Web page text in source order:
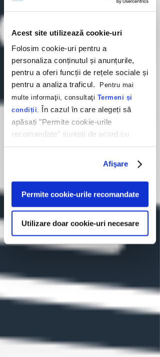
Acest site utilizează cookie-uri
Folosim cookie-uri pentru a
personaliza conținutul și anunțurile,
pentru a oferi funcții de rețele sociale și
pentru a analiza traficul.
Pentru mai
multe informaţii, consultaţi Termeni și
condiții
În cazul în care alegeți să
apăsați "Permite cookie-urile
recomandate" sunteți de acord cu
Afişare
Permite cookie-urile recomandate
Utilizare doar cookie-uri necesare